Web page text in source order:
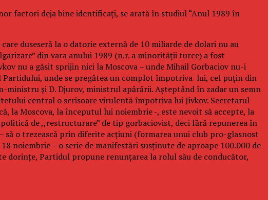
factori deja bine identificaţi, se arată în studiul “Anul 1989 în
duseseră la o datorie externă de 10 miliarde de dolari nu au
din vara anului 1989 (n.r. a minorităţii turce) a fost
nu a găsit sprijin nici la Moscova – unde Mihail Gorbaciov nu-i
Partidului, unde se pregătea un complot împotriva lui, cel puţin din
ministru şi D. Djurov, ministrul apărării. Aşteptând în zadar un semn
central o scrisoare virulentă împotriva lui Jivkov. Secretarul
la Moscova, la începutul lui noiembrie -, este nevoit să accepte, la
de ,,restructurare” de tip gorbaciovist, deci fără repunerea în
să o trezească prin diferite acţiuni (formarea unui club pro-glasnost
– o serie de manifestări susţinute de aproape 100.000 de
dorinţe, Partidul propune renunţarea la rolul său de conducător,